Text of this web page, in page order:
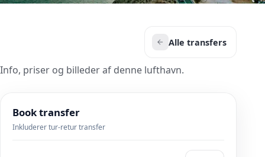
Alle transfers
Info, priser og billeder af denne lufthavn.
Book transfer
Inkluderer tur-retur transfer